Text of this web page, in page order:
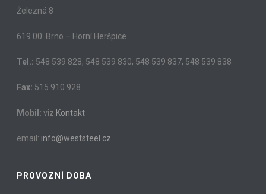
Železná 8
619 00 Brno – Horní Heršpice
Tel.: 548 539 828, 548 539 830, 548 539 837, 548 539 838
Fax: 515 910 928
Mobil: viz Kontakt
email: info@weststeel.cz
PROVOZNÍ DOBA